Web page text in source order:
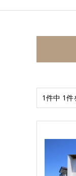
1件中 1件